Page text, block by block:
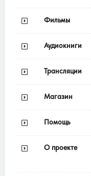
Фильмы
Аудиокниги
Трансляции
Магазин
Помощь
О проекте